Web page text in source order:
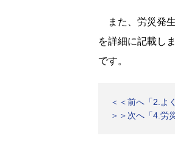
また、労災発
を詳細に記載し
です。
＜＜前へ「2.よ
＞＞次へ「4.労